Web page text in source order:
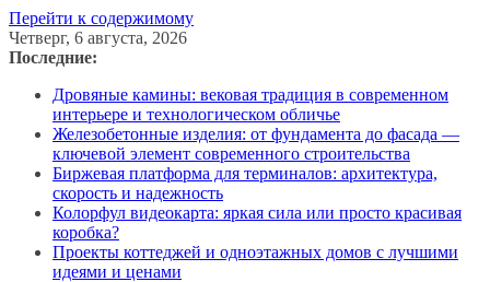
Перейти к содержимому
Четверг, 6 августа, 2026
Последние:
Дровяные камины: вековая традиция в современном
интерьере и технологическом обличье
Железобетонные изделия: от фундамента до фасада —
ключевой элемент современного строительства
Биржевая платформа для терминалов: архитектура,
скорость и надежность
Колорфул видеокарта: яркая сила или просто красивая
коробка?
Проекты коттеджей и одноэтажных домов с лучшими
идеями и ценами